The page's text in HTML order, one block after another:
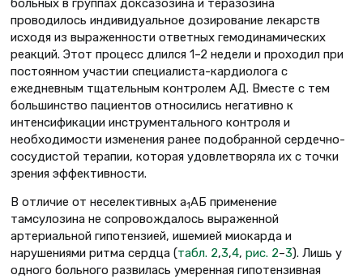
проводилось индивидуальное дозирование лекарств
исходя из выраженности ответных гемодинамических
реакций. Этот процесс длился 1–2 недели и проходил при
постоянном участии специалиста-кардиолога с
ежедневным тщательным контролем АД. Вместе с тем
большинство пациентов относились негативно к
интенсификации инструментального контроля и
необходимости изменения ранее подобранной сердечно-
сосудистой терапии, которая удовлетворяла их с точки
зрения эффективности.
В отличие от неселективных a1АБ применение
тамсулозина не сопровождалось выраженной
артериальной гипотензией, ишемией миокарда и
нарушениями ритма сердца (табл. 2,3,4, рис. 2–3). Лишь у
одного больного развилась умеренная гипотензивная